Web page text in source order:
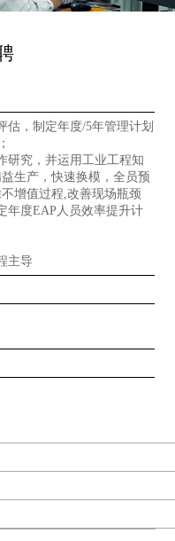
估，制定年度/5年管理计划
研究，并运用工业工程知
生产，快速换模，全员预
增值过程,改善现场瓶颈
年度EAP人员效率提升计
主导